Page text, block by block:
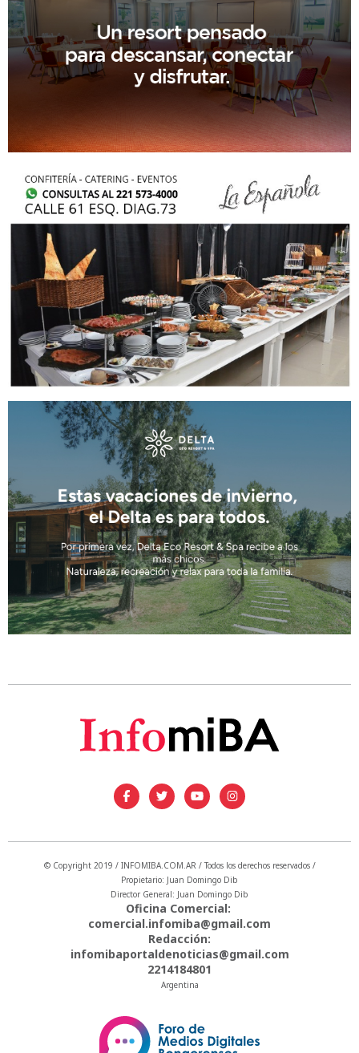
© Copyright 2019 / INFOMIBA.COM.AR / Todos los derechos reservados /
Propietario: Juan Domingo Dib
Director General: Juan Domingo Dib
Oficina Comercial:
comercial.infomiba@gmail.com
Redacción:
infomibaportaldenoticias@gmail.com
2214184801
Argentina